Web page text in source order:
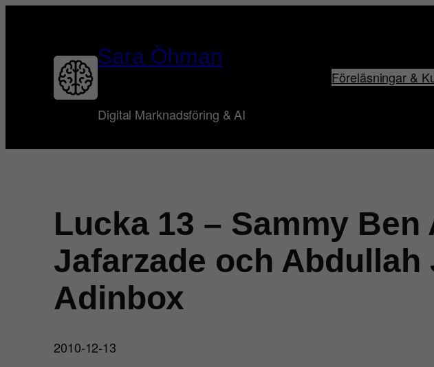
Sara Öhman
Digital Marknadsföring & AI
Föreläsningar &
Lucka 13 – Sammy Ben
Jafarzade och Abdullah
Adinbox
2010-12-13